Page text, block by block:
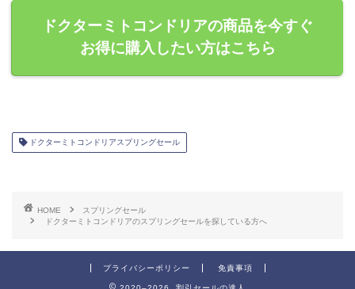
ドクターミトコンドリアの商品を今すぐ
お得に購入したい方はこちら
ドクターミトコンドリアスプリングセール
HOME
スプリングセール
ドクターミトコンドリアのスプリングセールを探している方へ
プライバシーポリシー 免責事項